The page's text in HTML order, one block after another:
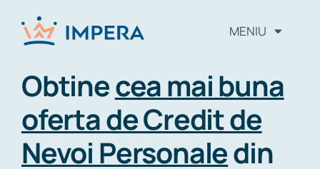
MENIU
Cum procedam
Intrebari frecvente
Obtinecea mai buna
oferta de Credit de
Nevoi Personaledin